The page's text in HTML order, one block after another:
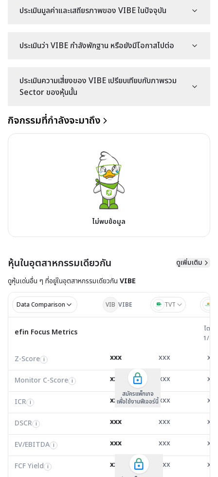
ประเมินมูลค่าและเสถียรภาพของ VIBE ในปัจจุบัน
ประเมินว่า VIBE กำลังพักฐาน หรือยังมีโอกาสไปต่อ
ประเมินความเสี่ยงของ VIBE เปรียบเทียบกับภาพรวม
Sector ของหุ้นนั้น
กิจกรรมที่กำลังจะมาถึง
ไม่พบข้อมูล
หุ้นในอุตสาหกรรมเดียวกัน
ดูเพิ่มเติม
ดูหุ้นเด่นอื่น ๆ ที่อยู่ในอุตสาหกรรมเดียวกัน VIBE
Data Comparison VIB VIBE TVT
efin Focus Metrics ไตรมาส
Z-Score i -0.03 4.01
Monitor C-Score
0.00 0.00
ICR i 0.00 -106.04
DSCR
EV/EBITDA
-44.21 -3,253.00
FCF Yield i 3.91 -4.00
FCF/Net Income
-0.29 0.00
efin Focus Metrics
ไตรม
1/
Z-Score i
Monitor C-Score i
ICR i
DSCR i
สมัครแพ็คเกจ B
เพื่อใช้งานฟีเจอร์นี้
EV/EBITDA
FCF Yield i
FCF/Net Income
Net Debt/EBITDA
ROIC i
สมัครแพ็คเกจ B
เพื่อใช้งานฟีเจอร์นี้
Z-Score i xxx xxx
Monitor C-Score i xxx xxx
ICR i xxx xxx
DSCR i xxx xxx
สมัครแพ็กเกจ
เพื่อใช้งานฟีเจอร์นี้
EV/EBITDA i xxx xxx
FCF Yield i xxx xxx